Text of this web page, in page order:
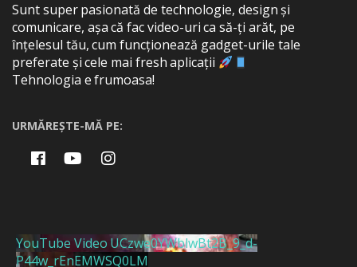
Sunt super pasionată de technologie, design și
comunicare, așa că fac video-uri ca să-ți arăt, pe
înțelesul tău, cum funcționează gadget-urile tale
preferate și cele mai fresh aplicații
Tehnologia e frumoasa!
URMĂREȘTE-MĂ PE:
YouTube Video UCzwe0YWblwBt2B_9_d-
P44w_rEnEMWSQ0LM